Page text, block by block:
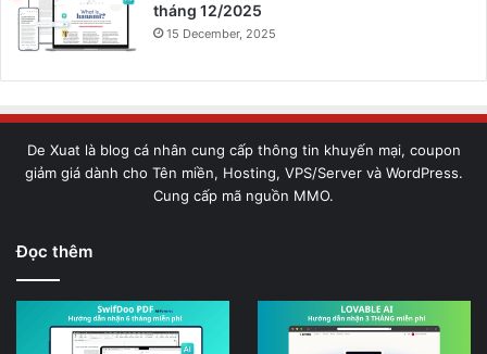
tháng 12/2025
15 December, 2025
De Xuat là blog cá nhân cung cấp thông tin khuyến mại, coupon
giảm giá dành cho Tên miền, Hosting, VPS/Server và WordPress.
Cung cấp mã nguồn MMO.
Đọc thêm